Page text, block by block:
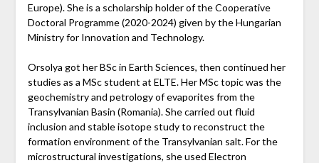
Europe). She is a scholarship holder of the Cooperative
Doctoral Programme (2020-2024) given by the Hungarian
Ministry for Innovation and Technology.
Orsolya got her BSc in Earth Sciences, then continued her
studies as a MSc student at ELTE. Her MSc topic was the
geochemistry and petrology of evaporites from the
Transylvanian Basin (Romania). She carried out fluid
inclusion and stable isotope study to reconstruct the
formation environment of the Transylvanian salt. For the
microstructural investigations, she used Electron